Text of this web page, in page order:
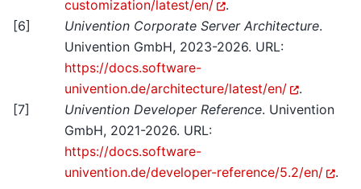
customization/latest/en/
.
[6] Univention Corporate Server Architecture.
Univention GmbH, 2023-2026. URL:
https://docs.software-
univention.de/architecture/latest/en/
.
[7] Univention Developer Reference. Univention
GmbH, 2021-2026. URL:
https://docs.software-
univention.de/developer-reference/5.2/en/
.